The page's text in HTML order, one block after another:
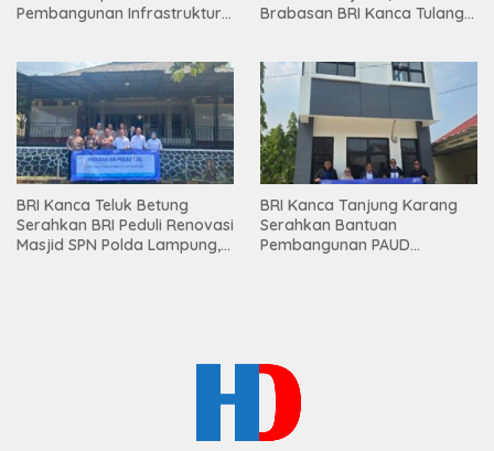
Pembangunan Infrastruktur
Brabasan BRI Kanca Tulang
Mesuji
BRI Kanca Teluk Betung
Serahkan BRI Peduli Renovasi
Masjid SPN Polda Lampung,
BRI Kanca Tanjung Karang
Serahkan Bantuan
Pembangunan PAUD